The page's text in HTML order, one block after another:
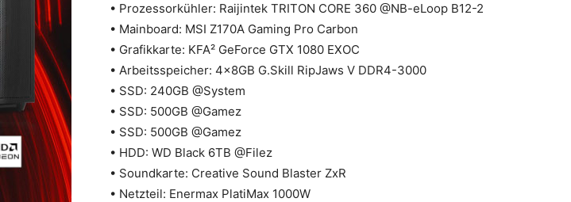
• Prozessorkühler: Raijintek TRITON CORE 360 @NB-eLoop B12-2
• Mainboard: MSI Z170A Gaming Pro Carbon
• Grafikkarte: KFA² GeForce GTX 1080 EXOC
• Arbeitsspeicher: 4x8GB G.Skill RipJaws V DDR4-3000
• SSD: 240GB @System
• SSD: 500GB @Gamez
• SSD: 500GB @Gamez
• HDD: WD Black 6TB @Filez
• Soundkarte: Creative Sound Blaster ZxR
• Netzteil: Enermax PlatiMax 1000W